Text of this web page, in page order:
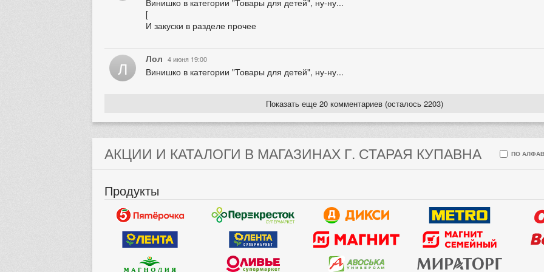
Винишко в категории "Товары для детей", ну-ну...
[
И закуски в разделе прочее
Л Лол 4 июня 19:00
Винишко в категории "Товары для детей", ну-ну...
Показать еще 20 комментариев (осталось 2203)
АКЦИИ И КАТАЛОГИ В МАГАЗИНАХ Г. СТАРАЯ КУПАВНА ПО
Продукты